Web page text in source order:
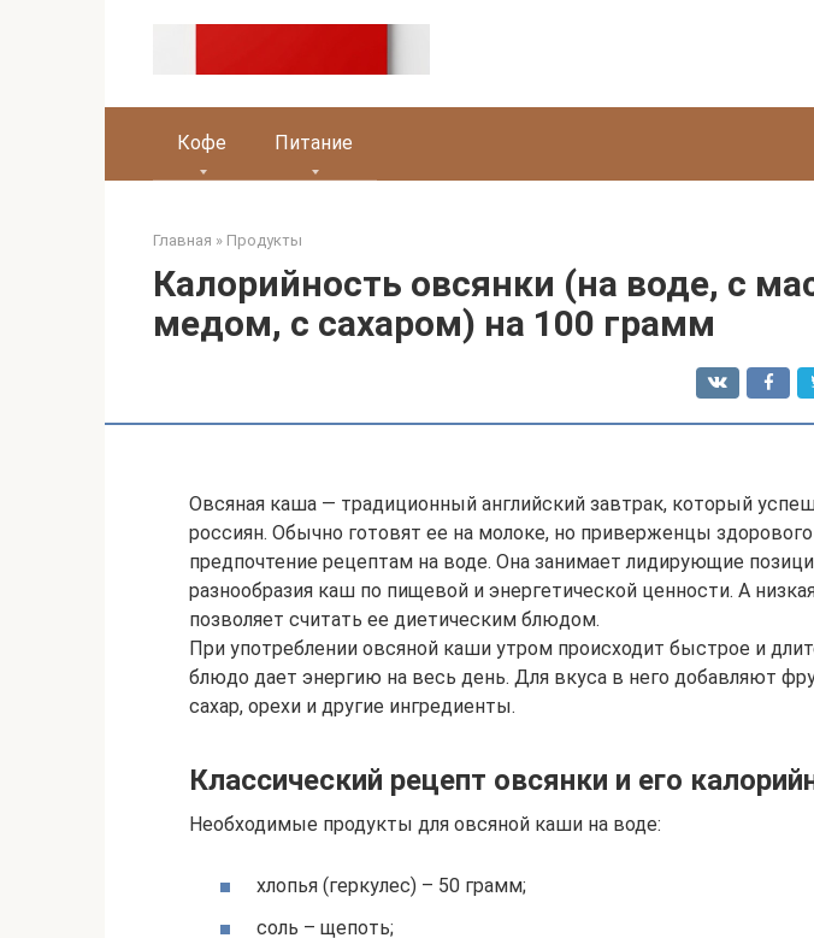
Кофе Питание
Главная » Продукты
Калорийность овсянки (на воде, с
медом, с сахаром) на 100 грамм
Овсяная каша — традиционный английский завтрак, который
россиян. Обычно готовят ее на молоке, но приверженцы
предпочтение рецептам на воде. Она занимает лидирующие
разнообразия каш по пищевой и энергетической ценности. А
позволяет считать ее диетическим блюдом.
При употреблении овсяной каши утром происходит быстрое и
блюдо дает энергию на весь день. Для вкуса в него добавляют
сахар, орехи и другие ингредиенты.
Классический рецепт овсянки и его
Необходимые продукты для овсяной каши на воде:
хлопья (геркулес) – 50 грамм;
соль – щепоть;